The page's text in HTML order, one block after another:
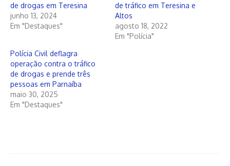
de drogas em Teresina
junho 13, 2024
Em "Destaques"
de tráfico em Teresina e
Altos
agosto 18, 2022
Em "Polícia"
Polícia Civil deflagra
operação contra o tráfico
de drogas e prende três
pessoas em Parnaíba
maio 30, 2025
Em "Destaques"